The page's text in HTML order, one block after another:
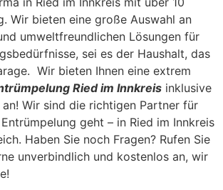
Wir bieten eine große Auswahl an
umweltfreundlichen Lösungen für
sei es der Haushalt, das
Wir bieten Ihnen eine extrem
Ried im Innkreis inklusive
Wir sind die richtigen Partner für
geht – in Ried im Innkreis
Haben Sie noch Fragen? Rufen Sie
unverbindlich und kostenlos an, wir